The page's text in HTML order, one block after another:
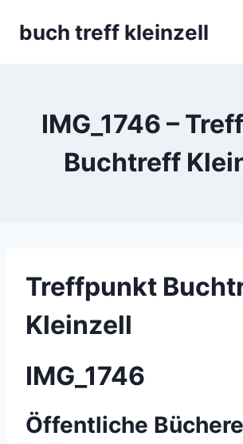
buch treff kleinzell
IMG_1746 –
Buchtreff
Treffpunkt
Kleinzell
IMG_1746
Öffentliche